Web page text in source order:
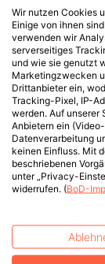
Wir nutzen Cookies
Einige von ihnen
verwenden wir
serverseitiges
und wie sie genutzt
Marketingzwecken
Drittanbieter ein,
Tracking-Pixel, IP-
werden. Auf unserer
Anbietern ein
Datenverarbeitung
keinen Einfluss. Mit
beschriebenen
unter „Privacy-
widerrufen. (BoD-